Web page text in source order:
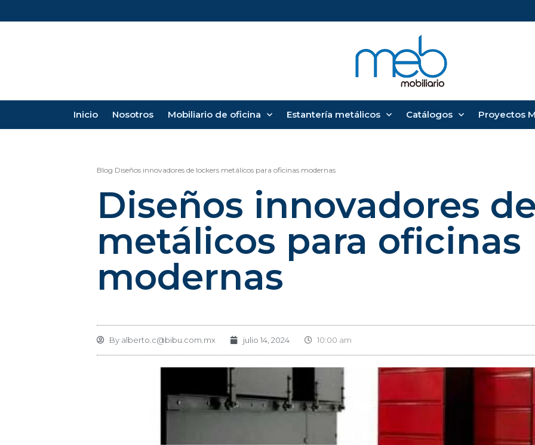
Inicio Nosotros Mobiliario de oficina Estantería metálicos Catálogos Proyectos
Blog Diseños innovadores de lockers metálicos para oficinas modernas
Diseños innovadores
metálicos para oficinas
modernas
By alberto.c@bibu.com.mx julio 14, 2024 10:00 am